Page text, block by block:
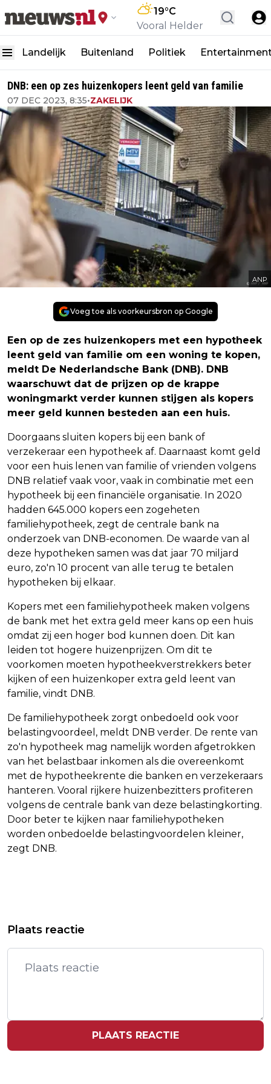
19°C
Vooral Helder
Landelijk Buitenland Politiek
DNB: een op zes huizenkopers leent geld van familie
07 DEC 2023, 8:35•ZAKELIJK
ANP
Voeg toe als voorkeursbron op Google
Een op de zes huizenkopers met een hypotheek
leent geld van familie om een woning te kopen,
meldt De Nederlandsche Bank (DNB). DNB
waarschuwt dat de prijzen op de krappe
woningmarkt verder kunnen stijgen als kopers
meer geld kunnen besteden aan een huis.
Doorgaans sluiten kopers bij een bank of
verzekeraar een hypotheek af. Daarnaast komt geld
voor een huis lenen van familie of vrienden volgens
DNB relatief vaak voor, vaak in combinatie met een
hypotheek bij een financiële organisatie. In 2020
hadden 645.000 kopers een zogeheten
familiehypotheek, zegt de centrale bank na
onderzoek van DNB-economen. De waarde van al
deze hypotheken samen was dat jaar 70 miljard
euro, zo'n 10 procent van alle terug te betalen
hypotheken bij elkaar.
Kopers met een familiehypotheek maken volgens
de bank met het extra geld meer kans op een huis
omdat zij een hoger bod kunnen doen. Dit kan
leiden tot hogere huizenprijzen. Om dit te
voorkomen moeten hypotheekverstrekkers beter
kijken of een huizenkoper extra geld leent van
familie, vindt DNB.
De familiehypotheek zorgt onbedoeld ook voor
belastingvoordeel, meldt DNB verder. De rente van
zo'n hypotheek mag namelijk worden afgetrokken
van het belastbaar inkomen als die overeenkomt
met de hypotheekrente die banken en verzekeraars
hanteren. Vooral rijkere huizenbezitters profiteren
volgens de centrale bank van deze belastingkorting.
Door beter te kijken naar familiehypotheken
worden onbedoelde belastingvoordelen kleiner,
zegt DNB.
WACHTTIJD KETELMONTEURS DEZE
WERKGEVERS: LONEN NIET MEER ZO
HARD OMHOOG
Plaats reactie
PLAATS REACTIE